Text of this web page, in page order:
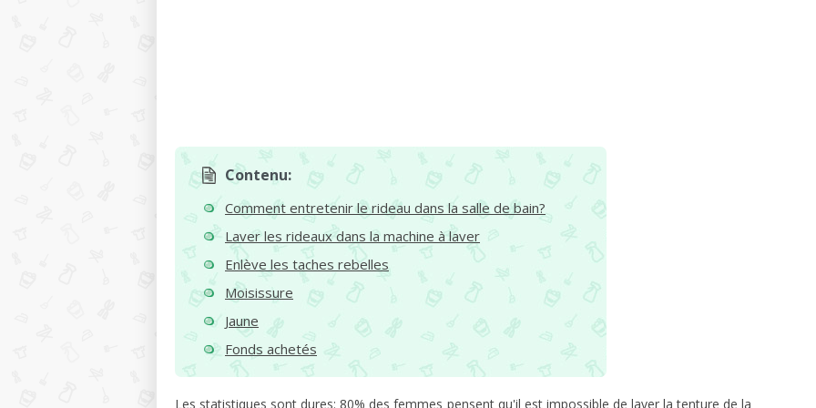
Contenu:
Comment entretenir le rideau dans la salle de bain?
Laver les rideaux dans la machine à laver
Enlève les taches rebelles
Moisissure
Jaune
Fonds achetés
Les statistiques sont dures: 80% des femmes pensent qu'il est impossible de laver la tenture de la